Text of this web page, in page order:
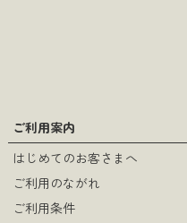
ご利用案内
はじめてのお客さまへ
ご利用のながれ
ご利用条件